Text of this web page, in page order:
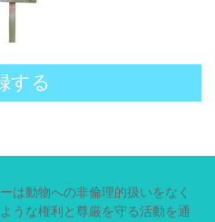
する
は動物への非倫理的扱いをなく
うな権利と尊厳を守る活動を通